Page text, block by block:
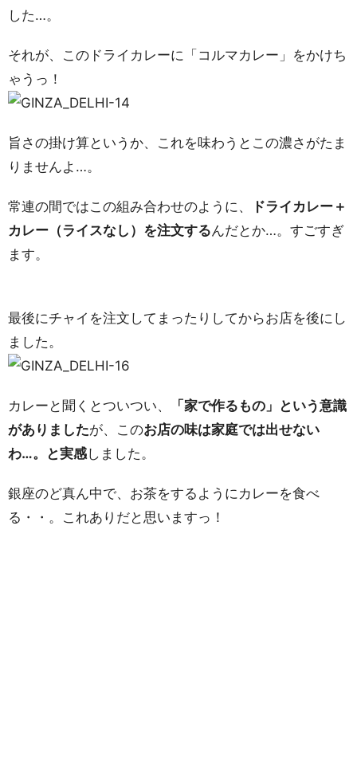
した…。
それが、このドライカレーに「コルマカレー」をかけち
ゃうっ！
旨さの掛け算というか、これを味わうとこの濃さがたま
りませんよ…。
常連の間ではこの組み合わせのように、
ドライカレー＋
カレー（ライスなし）を注文するんだとか…。すごすぎ
ます。
最後にチャイを注文してまったりしてからお店を後にし
ました。
カレーと聞くとついつい、
「家で作るもの」という意識
がありましたが、このお店の味は家庭では出せない
わ…。と実感しました。
銀座のど真ん中で、お茶をするようにカレーを食べ
る・・。これありだと思いますっ！